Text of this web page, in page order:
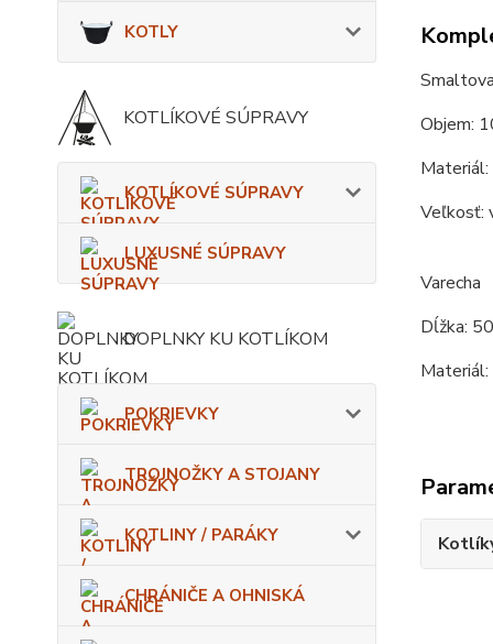
KOTLY
KOTLÍKOVÉ SÚPRAVY
KOTLÍKOVÉ SÚPRAVY
LUXUSNÉ SÚPRAVY
DOPLNKY KU KOTLÍKOM
POKRIEVKY
TROJNOŽKY A STOJANY
KOTLINY / PARÁKY
CHRÁNIČE A OHNISKÁ
Objem:
Veľkosť:
Varecha
Dĺžka:
Materiál: